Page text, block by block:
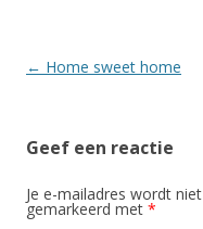
Berichtnavigatie
← Home sweet home
Geef een reactie
Je e-mailadres wordt
gemarkeerd met *